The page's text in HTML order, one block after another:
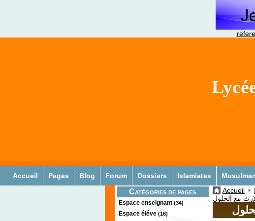
Accueil Pages Blog Forum Dossiers Islamiates
Catégories de pages
Espace enseignant (34)
Espace éléve (16)
Accueil
مع الحلول